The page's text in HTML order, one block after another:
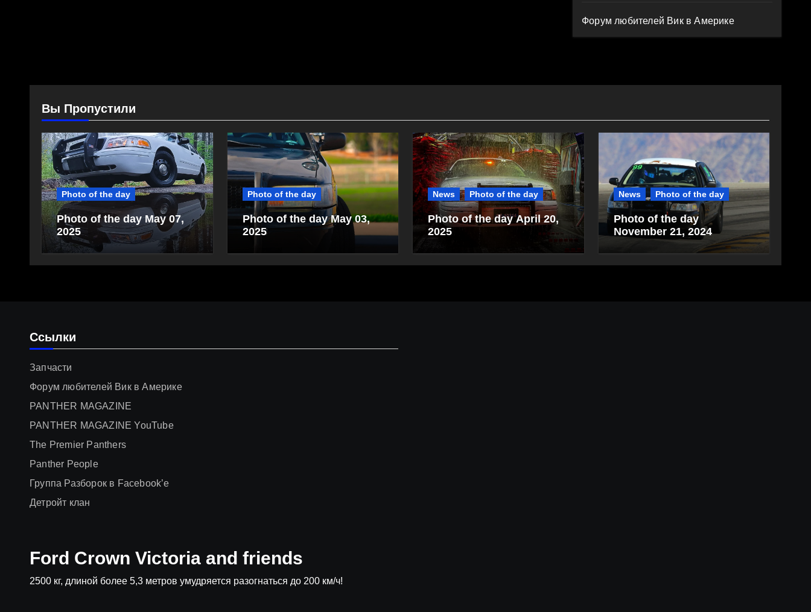
Форум любителей Вик в Америке
Вы Пропустили
Photo of the day
Photo of the day May 07,
2025
Photo of the day
Photo of the day May 03,
2025
News Photo of the day
Photo of the day April 20,
2025
News Photo of the day
Photo of the day
November 21, 2024
Ссылки
Запчасти
Форум любителей Вик в Америке
PANTHER MAGAZINE
PANTHER MAGAZINE YouTube
The Premier Panthers
Panther People
Группа Разборок в Facebook’е
Детройт клан
Ford Crown Victoria and friends
2500 кг, длиной более 5,3 метров умудряется разогнаться до 200 км/ч!